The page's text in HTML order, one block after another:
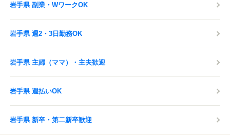
岩手県 副業・WワークOK
岩手県 週2・3日勤務OK
岩手県 主婦（ママ）・主夫歓迎
岩手県 週払いOK
岩手県 新卒・第二新卒歓迎